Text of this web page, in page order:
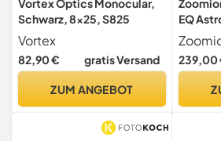
Vortex Optics Monocular,
Schwarz, 8x25, S825
Vortex
82,90 € gratis Versand
ZUM ANGEBOT
EQ
Stativ,
239,00